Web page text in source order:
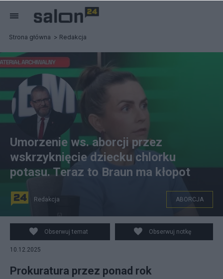
Strona główna Redakcja
Umorzenie ws. aborcji przez
wskrzyknięcie dziecku chlorku
potasu. Teraz to Braun ma kłopot
Redakcja ABORCJA
Obserwuj temat Obserwuj notkę
10.12.2025
Prokuratura przez ponad rok